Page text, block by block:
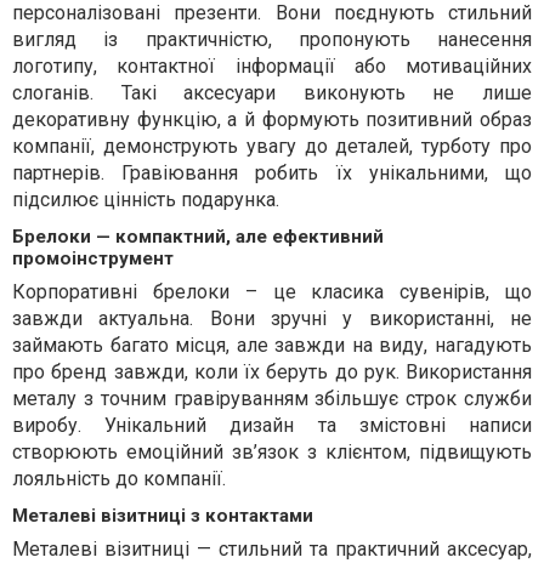
персоналізовані презенти. Вони поєднують стильний
вигляд із практичністю, пропонують нанесення
логотипу, контактної інформації або мотиваційних
слоганів. Такі аксесуари виконують не лише
декоративну функцію, а й формують позитивний образ
компанії, демонструють увагу до деталей, турботу про
партнерів. Гравіювання робить їх унікальними, що
підсилює цінність подарунка.
Брелоки — компактний, але ефективний
промоінструмент
Корпоративні брелоки – це класика сувенірів, що
завжди актуальна. Вони зручні у використанні, не
займають багато місця, але завжди на виду, нагадують
про бренд завжди, коли їх беруть до рук. Використання
металу з точним гравіруванням збільшує строк служби
виробу. Унікальний дизайн та змістовні написи
створюють емоційний зв’язок з клієнтом, підвищують
лояльність до компанії.
Металеві візитниці з контактами
Металеві візитниці — стильний та практичний аксесуар,